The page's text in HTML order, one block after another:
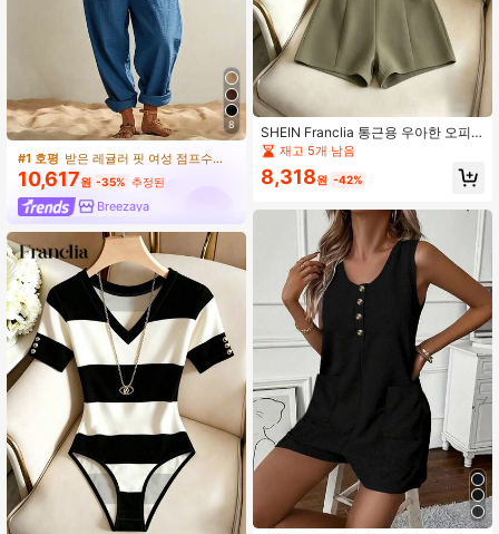
8
#1 호평 받은 레귤러 핏 여성 점프수트 & 바디수트
10,617원 -35% 추정된
Breezaya
SHEIN Franclia 통근용 우아한 오피
스 홀터넥 여성 점프수트, 수트 원단
홀터넥 플리츠 슬림핏 숏 점프수트 이
너 다크 그린 점프수트, 봄, 여름, 가을,
여름 점프수트
재고 5개 남음
8,318원 -42%